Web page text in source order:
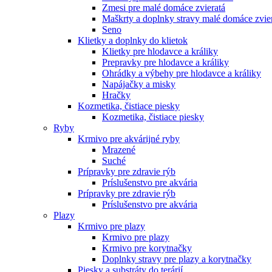
Zmesi pre malé domáce zvieratá
Maškrty a doplnky stravy malé domáce
Seno
Klietky a doplnky do klietok
Klietky pre hlodavce a králiky
Prepravky pre hlodavce a králiky
Ohrádky a výbehy pre hlodavce a králiky
Napájačky a misky
Hračky
Kozmetika, čistiace piesky
Kozmetika, čistiace piesky
Ryby
Krmivo pre akvárijné ryby
Mrazené
Suché
Prípravky pre zdravie rýb
Príslušenstvo pre akvária
Prípravky pre zdravie rýb
Príslušenstvo pre akvária
Plazy
Krmivo pre plazy
Krmivo pre plazy
Krmivo pre korytnačky
Doplnky stravy pre plazy a korytnačky
Piesky a substráty do terárií